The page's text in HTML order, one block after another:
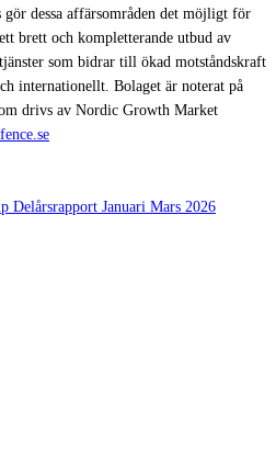
dessa affärsområden det möjligt för
brett och kompletterande utbud av
som bidrar till ökad motståndskraft
internationellt. Bolaget är noterat på
drivs av Nordic Growth Market
Delårsrapport Januari Mars 2026